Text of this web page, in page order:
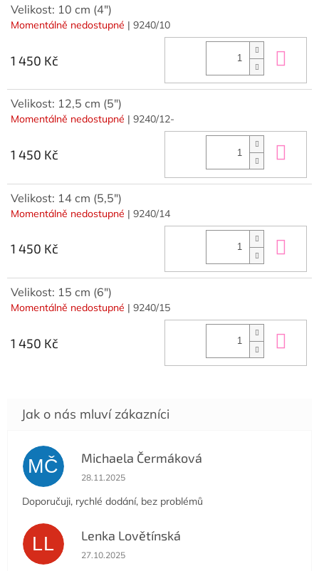
Velikost: 10 cm (4")
Momentálně nedostupné | 9240/10
1 450 Kč
Velikost: 12,5 cm (5")
Momentálně nedostupné | 9240/12-
1 450 Kč
Velikost: 14 cm (5,5")
Momentálně nedostupné | 9240/14
1 450 Kč
Velikost: 15 cm (6")
Momentálně nedostupné | 9240/15
1 450 Kč
MČ Michaela Čermáková
Hodnocení obchodu je 5 z 5 hvězdiček.
28.11.2025
Doporučuji, rychlé dodání, bez problémů
LL Lenka Lovětínská
Hodnocení obchodu je 5 z 5 hvězdiček.
27.10.2025